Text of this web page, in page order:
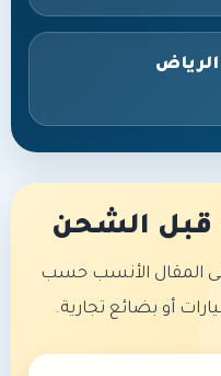
قبل الشحن
إلى المقال الأنسب حسب
أو بضائع تجارية.